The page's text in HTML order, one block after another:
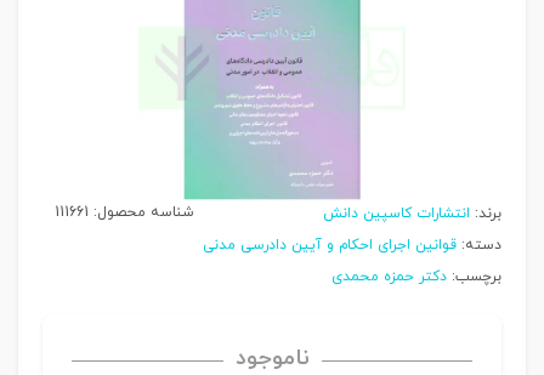
برند: انتشارات کاسپین دانش شناسه محصول: 111661
دسته: قوانین اجرای احکام و آیین دادرسی مدنی
برچسب: دکتر حمزه محمدی
ناموجود